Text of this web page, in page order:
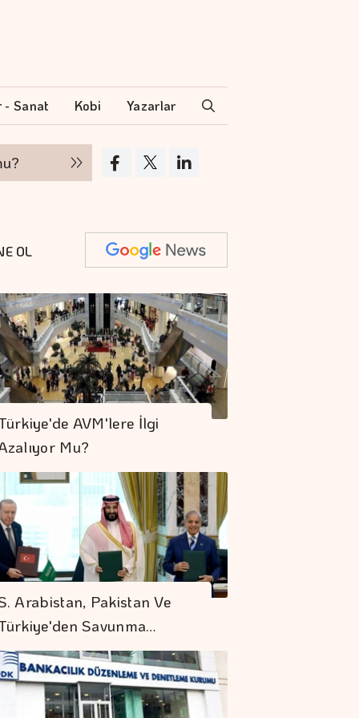
- Sanat Kobi Yazarlar
Hakan Aran İş Bankası Genel
OL
AVM'lere İlgi
Mu?
Arabistan, Pakistan Ve
Savunma…